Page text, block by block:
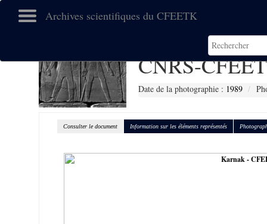
Archives scientifiques du CFEETK
CNRS-
Date de la photographie : 1989
Consulter le document Information sur les éléments représentés